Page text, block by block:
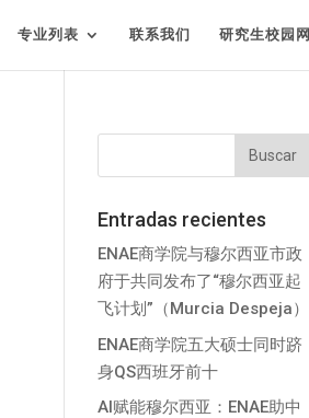
专业列表 联系我们 研究生校园网
Entradas recientes
ENAE商学院与穆尔西亚市政
府于共同发布了“穆尔西亚起
飞计划”（Murcia Despeja）
ENAE商学院五大硕士同时跻
身QS西班牙前十
AI赋能穆尔西亚：ENAE助中